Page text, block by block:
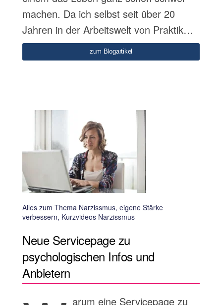
machen. Da ich selbst seit über 20
Jahren in der Arbeitswelt von Praktik…
zum Blogartikel
Alles zum Thema Narzissmus, eigene Stärke
verbessern, Kurzvideos Narzissmus
Neue Servicepage zu
psychologischen Infos und
Anbietern
arum eine Servicepage zu